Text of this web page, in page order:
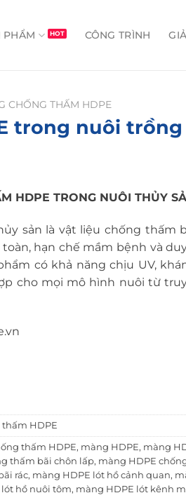
PHẨM CÔNG TRÌNH
CHỐNG THẤM HDPE
trong nuôi
HDPE TRONG NUÔI THỦY
sản là vật liệu chống thấm
toàn, hạn chế mầm bệnh và
có khả năng chịu UV,
cho mọi mô hình nuôi từ
HDPE
thấm HDPE, màng HDPE, màng
thấm bãi chôn lấp, màng HDPE
rác, màng HDPE lót hồ cảnh quan,
hồ nuôi tôm, màng HDPE lót kênh